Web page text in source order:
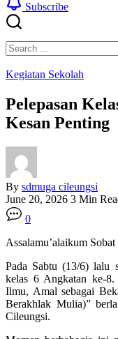
Subscribe
Search
Kegiatan Sekolah
Pelepasan
Kesan Penting
By sdmuga cileungsi
June 20, 2026 3 Min
0
Assalamu’alaikum
Pada Sabtu (13/6) lalu
kelas 6 Angkatan ke-
Ilmu, Amal sebagai
Berakhlak Mulia)”
Cileungsi.